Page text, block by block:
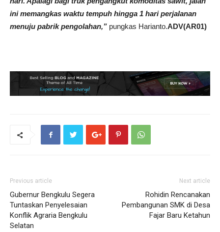
ini memangkas waktu tempuh hingga 1 hari perjalanan
menuju pabrik pengolahan,” pungkas Harianto.ADV(AR01)
Previous article
Gubernur Bengkulu Segera
Tuntaskan Penyelesaian
Konflik Agraria Bengkulu
Selatan
Next article
Rohidin Rencanakan
Pembangunan SMK di Desa
Fajar Baru Ketahun